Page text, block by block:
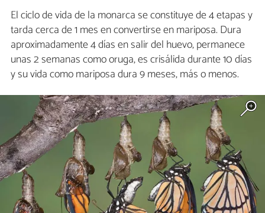
El ciclo de vida de la monarca se constituye de 4 etapas y
tarda cerca de 1 mes en convertirse en mariposa. Dura
aproximadamente 4 días en salir del huevo, permanece
unas 2 semanas como oruga, es crisálida durante 10 días
y su vida como mariposa dura 9 meses, más o menos.